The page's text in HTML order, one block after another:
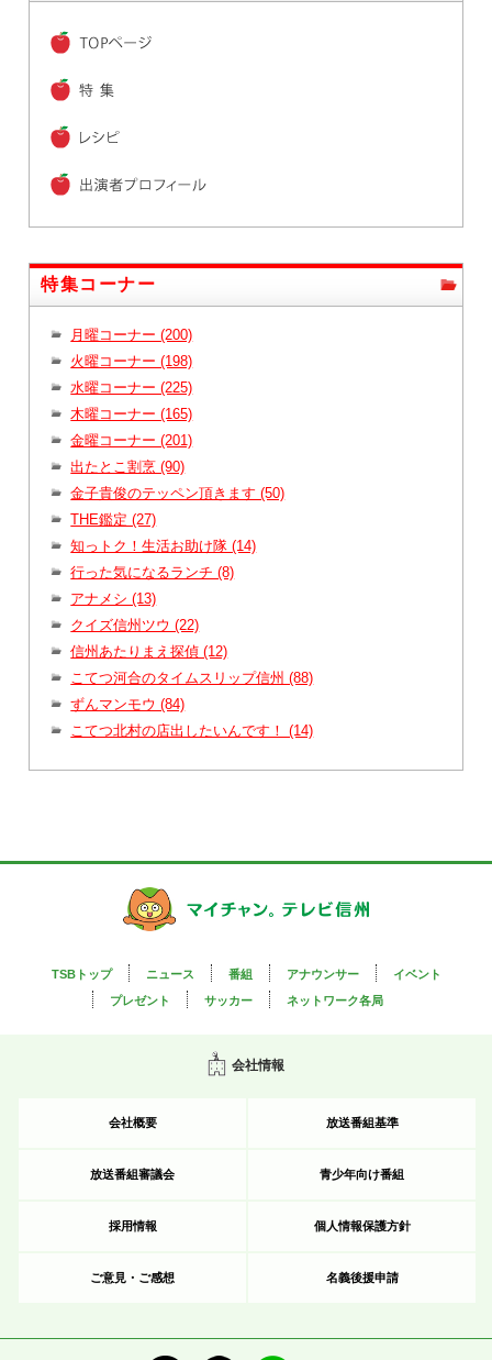
特集コーナー
月曜コーナー (200)
火曜コーナー (198)
水曜コーナー (225)
木曜コーナー (165)
金曜コーナー (201)
出たとこ割烹 (90)
金子貴俊のテッペン頂きます (50)
THE鑑定 (27)
知っトク！生活お助け隊 (14)
行った気になるランチ (8)
アナメシ (13)
クイズ信州ツウ (22)
信州あたりまえ探偵 (12)
こてつ河合のタイムスリップ信州 (88)
ずんマンモウ (84)
こてつ北村の店出したいんです！ (14)
TSBトップ ニュース 番組 アナウンサー
イベント
プレゼント
サッカー ネットワーク各局
会社情報
会社概要 放送番組基準
放送番組審議会 青少年向け番組
採用情報 個人情報保護方針
ご意見・ご感想 名義後援申請